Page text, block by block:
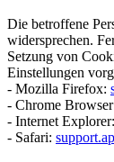
Die betroffene
widersprechen.
Setzung von
Einstellungen
- Mozilla Firefox:
- Chrome
- Internet Explorer:
- Safari: